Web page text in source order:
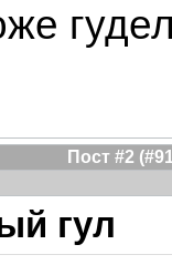
Пост #2
гул